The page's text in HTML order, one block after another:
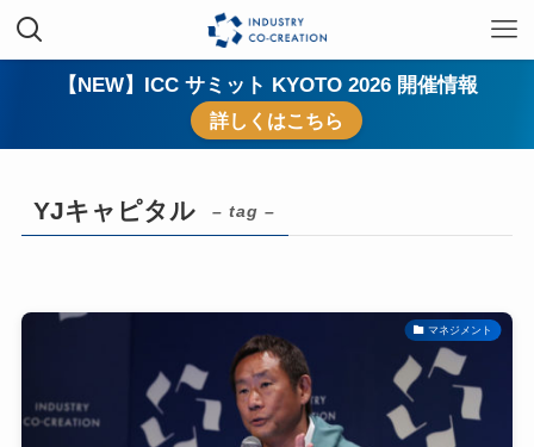
【NEW】ICC サミット KYOTO 2026 開催情報
詳しくはこちら
YJキャピタル – tag –
マネジメント